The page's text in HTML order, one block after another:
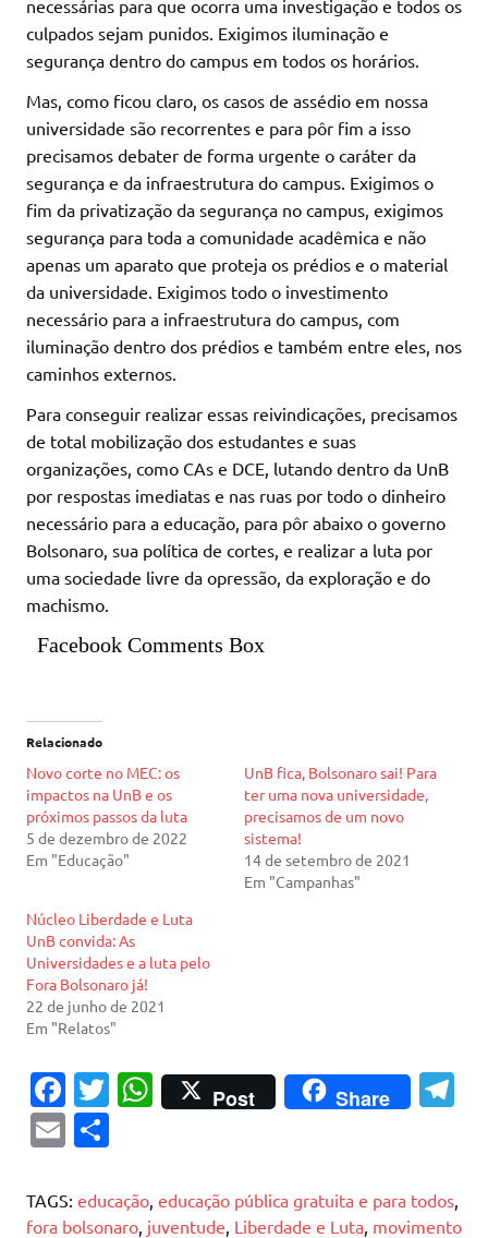
necessárias para que ocorra uma investigação e todos os
culpados sejam punidos. Exigimos iluminação e
segurança dentro do campus em todos os horários.
Mas, como ficou claro, os casos de assédio em nossa
universidade são recorrentes e para pôr fim a isso
precisamos debater de forma urgente o caráter da
segurança e da infraestrutura do campus. Exigimos o
fim da privatização da segurança no campus, exigimos
segurança para toda a comunidade acadêmica e não
apenas um aparato que proteja os prédios e o material
da universidade. Exigimos todo o investimento
necessário para a infraestrutura do campus, com
iluminação dentro dos prédios e também entre eles, nos
caminhos externos.
Para conseguir realizar essas reivindicações, precisamos
de total mobilização dos estudantes e suas
organizações, como CAs e DCE, lutando dentro da UnB
por respostas imediatas e nas ruas por todo o dinheiro
necessário para a educação, para pôr abaixo o governo
Bolsonaro, sua política de cortes, e realizar a luta por
uma sociedade livre da opressão, da exploração e do
machismo.
Facebook Comments Box
Relacionado
Novo corte no MEC: os
impactos na UnB e os
próximos passos da luta
5 de dezembro de 2022
Em "Educação"
UnB fica, Bolsonaro sai! Para
ter uma nova universidade,
precisamos de um novo
sistema!
14 de setembro de 2021
Em "Campanhas"
Núcleo Liberdade e Luta
UnB convida: As
Universidades e a luta pelo
Fora Bolsonaro já!
22 de junho de 2021
Em "Relatos"
Fa
c
e
b
o
T
te
r
W
h
s
A
Post Share
gr
a
E
ai ar
TAGS: educação educação pública gratuita e para todos
fora bolsonaro juventude Liberdade e Luta movimento